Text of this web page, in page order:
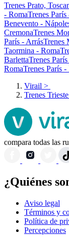
Trenes Prato,
- RomaTrenes
Benevento -
CremonaTrenes
París - ArrásTrenes
Taormina - Roma
BarlettaTrenes
RomaTrenes París -
Virail >
Trenes
compara todas las
¿Quiénes
Aviso legal
Términos y
Política de
Percepciones